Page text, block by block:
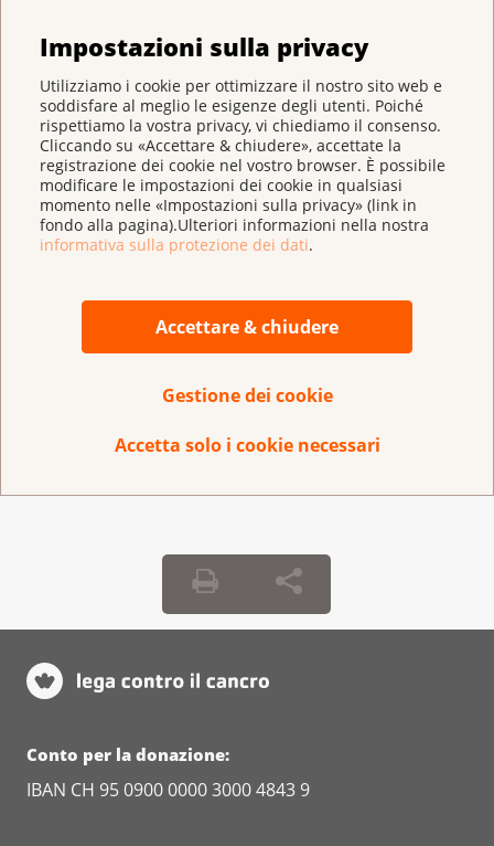
Impostazioni sulla privacy
Utilizziamo i cookie per ottimizzare il nostro sito web e
soddisfare al meglio le esigenze degli utenti. Poiché
rispettiamo la vostra privacy, vi chiediamo il consenso.
Cliccando su «Accettare & chiudere», accettate la
registrazione dei cookie nel vostro browser. È possibile
modificare le impostazioni dei cookie in qualsiasi
momento nelle «Impostazioni sulla privacy» (link in
fondo alla pagina).Ulteriori informazioni nella nostra
informativa sulla protezione dei dati.
Accettare & chiudere
Gestione dei cookie
Accetta solo i cookie necessari
Le 5 regole più importanti per la donazione
Le 5 regole più importanti per effettuare una
Conto per la donazione:
IBAN CH 95 0900 0000 3000 4843 9